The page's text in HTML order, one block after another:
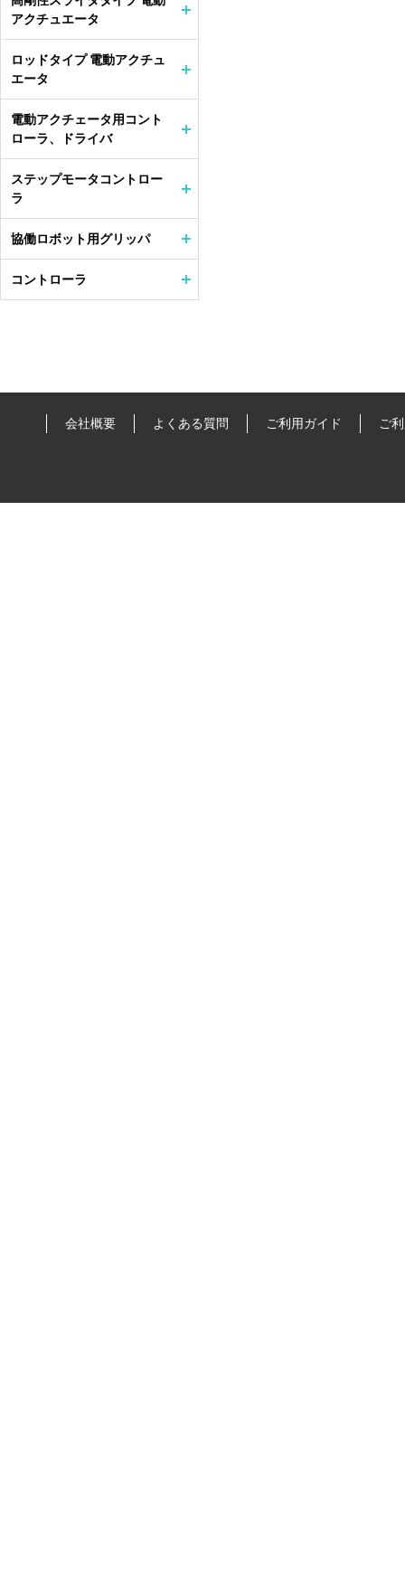
アクチュエータ
ロッドタイプ 電動アクチュ
エータ
電動アクチェータ用コント
ローラ、ドライバ
ステップモータコントロー
ラ
協働ロボット用グリッパ
コントローラ
会社概要 よくある質問 ご利用ガイド ご